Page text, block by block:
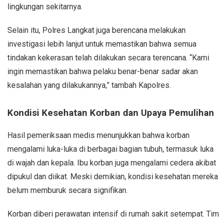
lingkungan sekitarnya.
Selain itu, Polres Langkat juga berencana melakukan
investigasi lebih lanjut untuk memastikan bahwa semua
tindakan kekerasan telah dilakukan secara terencana. “Kami
ingin memastikan bahwa pelaku benar-benar sadar akan
kesalahan yang dilakukannya,” tambah Kapolres.
Kondisi Kesehatan Korban dan Upaya Pemulihan
Hasil pemeriksaan medis menunjukkan bahwa korban
mengalami luka-luka di berbagai bagian tubuh, termasuk luka
di wajah dan kepala. Ibu korban juga mengalami cedera akibat
dipukul dan diikat. Meski demikian, kondisi kesehatan mereka
belum memburuk secara signifikan.
Korban diberi perawatan intensif di rumah sakit setempat. Tim